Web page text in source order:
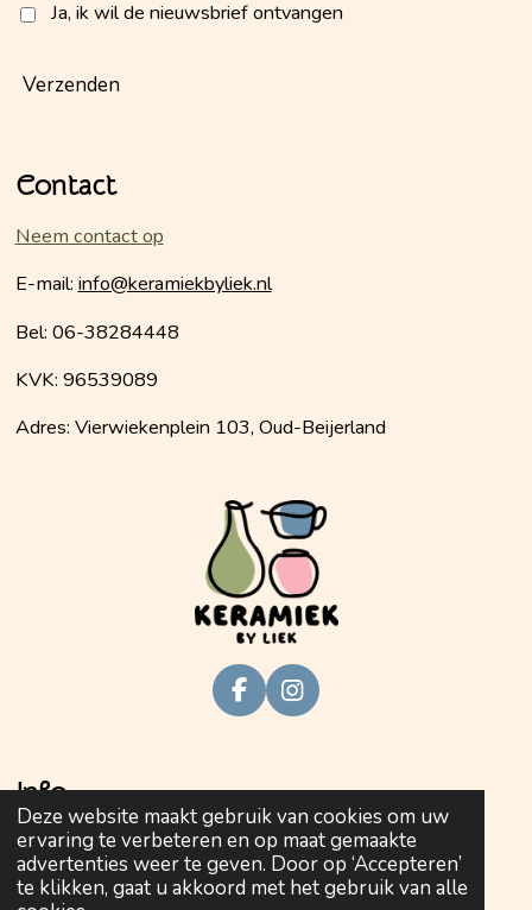
Deze website maakt gebruik van cookies om uw
ervaring te verbeteren en op maat gemaakte
advertenties weer te geven. Door op ‘Accepteren’
te klikken, gaat u akkoord met het gebruik van alle
Ja, ik wil de nieuwsbrief ontvangen
Verzenden
Contact
Neem contact op
E-mail: info@keramiekbyliek.nl
Bel: 06-38284448
KVK: 96539089
Adres: Vierwiekenplein 103, Oud-Beijerland
F
a
b
o
o
k
I
n
a
g
r
a
m
Info
Privacy policy
Algemene voorwaarden